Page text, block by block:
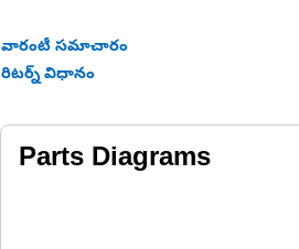
వారంటీ సమాచారం
రిటర్న్ విధానం
Parts Diagrams